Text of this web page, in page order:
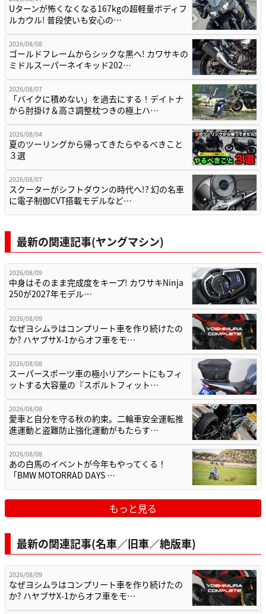
Uターンが怖くなくなる167kgの超軽量ボディフ
ルカウル! 普段使いも安心の…
2026/08/08
ゴールドフレームからシックな黒へ! カワサキの
ミドルスーパーネイキッド202…
2026/08/07
「バイクに積めない」を過去にする！デイトナ
から肘掛け＆高さ調整枕つきの極上ハ…
2026/08/04
夏のツーリングから帰ってきたらやるべきこと
３選
2026/08/07
スクーターがシフトダウンの時代へ!? 幻の名車
に電子制御CVT搭載モデルなど…
最新の関連記事(ヤングマシン)
2026/08/09
中身はそのまま完成度をキープ! カワサキNinja
250が2027年モデル…
2026/08/09
なぜヨシムラはコンプリート車を作り続けたの
か? ハヤブサX-1からオフ車をモ…
2026/08/08
スーパースポーツ車の極小リアシートにもフィ
ットする大容量の『スポルトフィット…
2026/08/08
愛車と自分を守る秋の約束。二輪車安全運転推
進運動と盗難防止強化運動がもたらす…
2026/08/08
あの白馬のイベントが今年もやってくる！
「BMW MOTORRAD DAYS …
もっと見る
最新の関連記事(名車／旧車／絶版車)
2026/08/09
なぜヨシムラはコンプリート車を作り続けたの
か? ハヤブサX-1からオフ車をモ…